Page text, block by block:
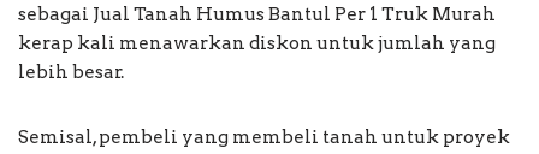
sebagai Jual Tanah Humus Bantul Per 1 Truk Murah
kerap kali menawarkan diskon untuk jumlah yang
lebih besar.
Semisal, pembeli yang membeli tanah untuk proyek